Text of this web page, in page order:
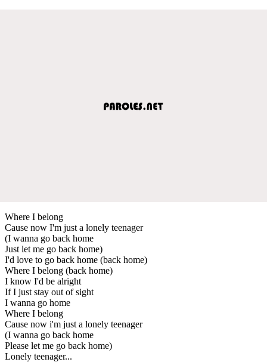
Where I belong
Cause now I'm just a lonely teenager
(I wanna go back home
Just let me go back home)
I'd love to go back home (back home)
Where I belong (back home)
I know I'd be alright
If I just stay out of sight
I wanna go home
Where I belong
Cause now i'm just a lonely teenager
(I wanna go back home
Please let me go back home)
Lonely teenager...